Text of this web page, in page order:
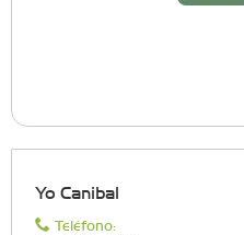
Yo Canibal
Teléfono: